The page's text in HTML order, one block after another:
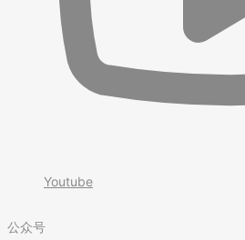
Youtube
公众号